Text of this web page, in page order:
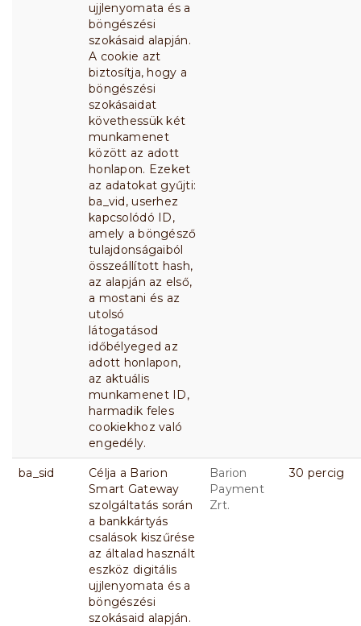
ujjlenyomata és a
böngészési
szokásaid alapján.
A cookie azt
biztosítja, hogy a
böngészési
szokásaidat
követhessük két
munkamenet
között az adott
honlapon. Ezeket
az adatokat gyűjti:
ba_vid, userhez
kapcsolódó ID,
amely a böngésző
tulajdonságaiból
összeállított hash,
az alapján az első,
a mostani és az
utolsó
látogatásod
időbélyeged az
adott honlapon,
az aktuális
munkamenet ID,
harmadik feles
cookiekhoz való
engedély.
ba_sid
Célja a Barion
Smart Gateway
szolgáltatás során
a bankkártyás
csalások kiszűrése
az általad használt
eszköz digitális
ujjlenyomata és a
böngészési
szokásaid alapján.
Barion
Payment
Zrt.
30 percig